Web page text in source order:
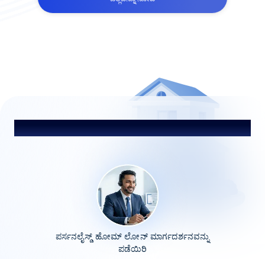
ನಮ್ಮ ಸಲಹೆಗಾರರೊಂದಿಗೆ ಮಾತನಾಡಿ
ಪರ್ಸನಲೈಸ್ಡ್ ಹೋಮ್ ಲೋನ್ ಮಾರ್ಗದರ್ಶನವನ್ನು
ಪಡೆಯಿರಿ